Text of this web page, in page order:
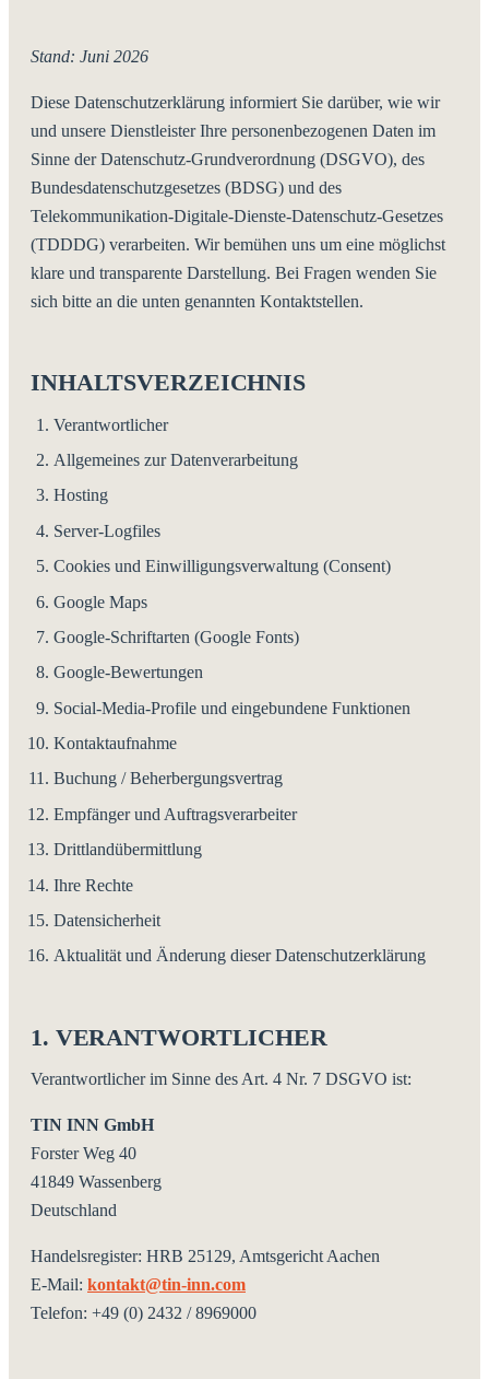
Stand: Juni 2026
Diese Datenschutzerklärung informiert Sie darüber, wie wir
und unsere Dienstleister Ihre personenbezogenen Daten im
Sinne der Datenschutz-Grundverordnung (DSGVO), des
Bundesdatenschutzgesetzes (BDSG) und des
Telekommunikation-Digitale-Dienste-Datenschutz-Gesetzes
(TDDDG) verarbeiten. Wir bemühen uns um eine möglichst
klare und transparente Darstellung. Bei Fragen wenden Sie
sich bitte an die unten genannten Kontaktstellen.
INHALTSVERZEICHNIS
Verantwortlicher
Allgemeines zur Datenverarbeitung
Hosting
Server-Logfiles
Cookies und Einwilligungsverwaltung (Consent)
Google Maps
Google-Schriftarten (Google Fonts)
Google-Bewertungen
Social-Media-Profile und eingebundene Funktionen
Kontaktaufnahme
Buchung / Beherbergungsvertrag
Empfänger und Auftragsverarbeiter
Drittlandübermittlung
Ihre Rechte
Datensicherheit
Aktualität und Änderung dieser Datenschutzerklärung
1. VERANTWORTLICHER
Verantwortlicher im Sinne des Art. 4 Nr. 7 DSGVO ist:
TIN INN GmbH
Forster Weg 40
41849 Wassenberg
Deutschland
Handelsregister: HRB 25129, Amtsgericht Aachen
E-Mail: kontakt@tin-inn.com
Telefon: +49 (0) 2432 / 8969000